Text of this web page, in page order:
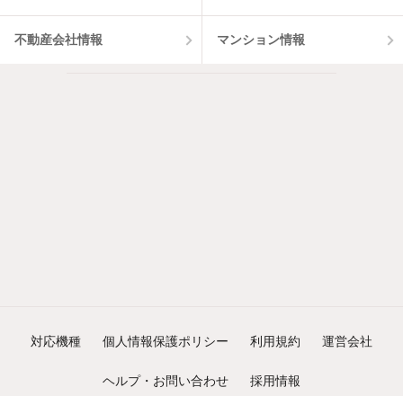
不動産会社情報 マンション情報
対応機種 個人情報保護ポリシー 利用規約 運営会社
ヘルプ・お問い合わせ 採用情報